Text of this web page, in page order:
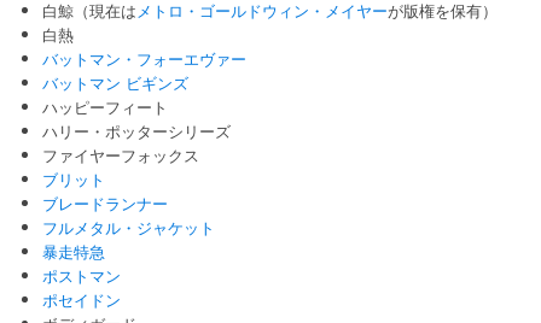
白鯨（現在はメトロ・ゴールドウィン・メイヤーが版権を保有）
白熱
バットマン・フォーエヴァー
バットマン ビギンズ
ハッピーフィート
ハリー・ポッターシリーズ
ファイヤーフォックス
ブリット
ブレードランナー
フルメタル・ジャケット
暴走特急
ポストマン
ポセイドン